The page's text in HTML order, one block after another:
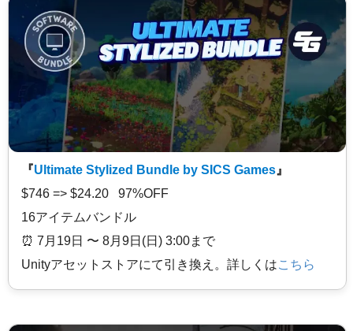
『Ultimate Stylized Bundle by SICS Games 』
$746 => $24.20 97%OFF
16アイテムバンドル
⏰️ 7月19日 〜 8月9日(日) 3:00まで
Unityアセットストアにて引き換え。詳しくはこちら